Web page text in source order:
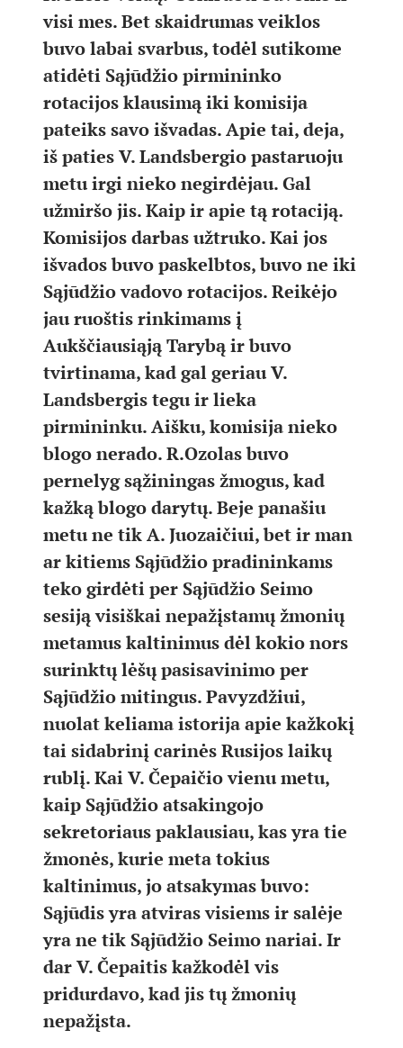
visi mes. Bet skaidrumas veiklos
buvo labai svarbus, todėl sutikome
atidėti Sąjūdžio pirmininko
rotacijos klausimą iki komisija
pateiks savo išvadas. Apie tai, deja,
iš paties V. Landsbergio pastaruoju
metu irgi nieko negirdėjau. Gal
užmiršo jis. Kaip ir apie tą rotaciją.
Komisijos darbas užtruko. Kai jos
išvados buvo paskelbtos, buvo ne iki
Sąjūdžio vadovo rotacijos. Reikėjo
jau ruoštis rinkimams į
Aukščiausiąją Tarybą ir buvo
tvirtinama, kad gal geriau V.
Landsbergis tegu ir lieka
pirmininku. Aišku, komisija nieko
blogo nerado. R.Ozolas buvo
pernelyg sąžiningas žmogus, kad
kažką blogo darytų. Beje panašiu
metu ne tik A. Juozaičiui, bet ir man
ar kitiems Sąjūdžio pradininkams
teko girdėti per Sąjūdžio Seimo
sesiją visiškai nepažįstamų žmonių
metamus kaltinimus dėl kokio nors
surinktų lėšų pasisavinimo per
Sąjūdžio mitingus. Pavyzdžiui,
nuolat keliama istorija apie kažkokį
tai sidabrinį carinės Rusijos laikų
rublį. Kai V. Čepaičio vienu metu,
kaip Sąjūdžio atsakingojo
sekretoriaus paklausiau, kas yra tie
žmonės, kurie meta tokius
kaltinimus, jo atsakymas buvo:
Sąjūdis yra atviras visiems ir salėje
yra ne tik Sąjūdžio Seimo nariai. Ir
dar V. Čepaitis kažkodėl vis
pridurdavo, kad jis tų žmonių
nepažįsta.